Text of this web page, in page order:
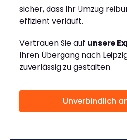
sicher, dass Ihr Umzug
effizient verläuft.
Vertrauen Sie auf unsere
Ihren Übergang nach
zuverlässig zu gestalten
Unverbindlich